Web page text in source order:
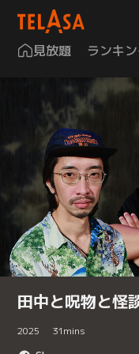
見放題 ランキ
田中と呪物と怪
2025 31mins